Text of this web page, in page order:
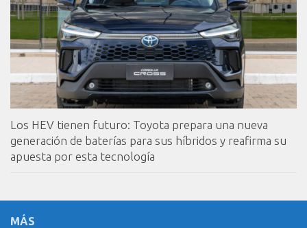
Los HEV tienen futuro: Toyota prepara una nueva
generación de baterías para sus híbridos y reafirma su
apuesta por esta tecnología
MÁS